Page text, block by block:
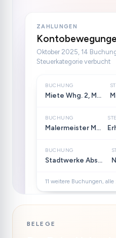
ZAHLUNGEN
Oktober 2025, 14
Steuerkategorie verbucht
BUCHUNG
Miete Whg. 2, Musterstr. 12
BUCHUNG
Malermeister Muster
BUCHUNG
Stadtwerke Abschlag
11 weitere Buchungen,
BELEGE